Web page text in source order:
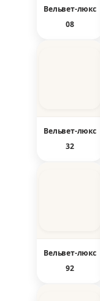
Вельвет-люкс
08
Вельвет-люкс
32
Вельвет-люкс
92